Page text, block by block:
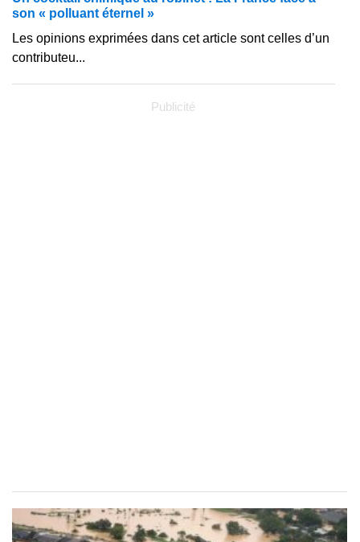
son « polluant éternel »
Les opinions exprimées dans cet article sont celles d’un
contributeu...
Publicité